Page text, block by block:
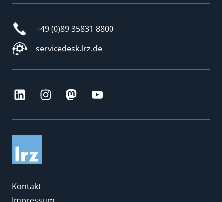
+49 (0)89 35831 8800
servicedesk.lrz.de
Kontakt